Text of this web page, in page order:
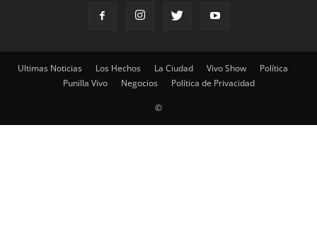
Ultimas Noticias Los Hechos La Ciudad Vivo Show
Política
Punilla Vivo
Negocios Política de Privacidad
©